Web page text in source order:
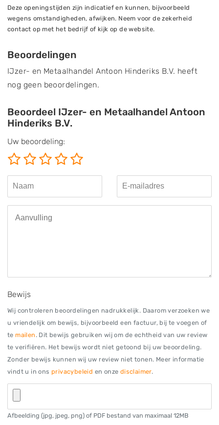
Deze openingstijden zijn indicatief en kunnen, bijvoorbeeld
wegens omstandigheden, afwijken. Neem voor de zekerheid
contact op met het bedrijf of kijk op de website.
Beoordelingen
IJzer- en Metaalhandel Antoon Hinderiks B.V. heeft
nog geen beoordelingen.
Beoordeel IJzer- en Metaalhandel Antoon
Hinderiks B.V.
Uw beoordeling:
Bewijs
Wij controleren beoordelingen nadrukkelijk. Daarom verzoeken we
u vriendelijk om bewijs, bijvoorbeeld een factuur, bij te voegen of
te mailen . Dit bewijs gebruiken wij om de echtheid van uw review
te verifiëren. Het bewijs wordt niet getoond bij uw beoordeling.
Zonder bewijs kunnen wij uw review niet tonen. Meer informatie
vindt u in ons privacybeleid en onze disclaimer.
Afbeelding (jpg, jpeg, png) of PDF bestand van maximaal 12MB